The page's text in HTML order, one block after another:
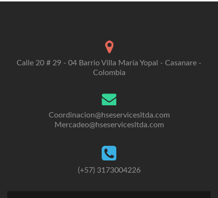
Calle 20 # 29 - 04 Barrio Villa María Yopal - Casanare -
Colombia
Coordinacion@hseservicesltda.com
Mercadeo@hseservicesltda.com
(+57) 3173004226